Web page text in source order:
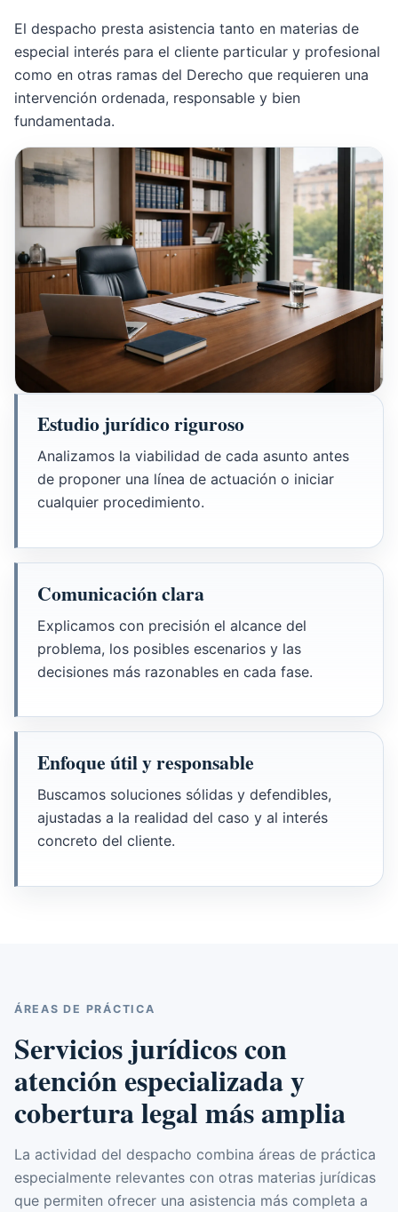
El despacho presta asistencia tanto en materias de
especial interés para el cliente particular y profesional
como en otras ramas del Derecho que requieren una
intervención ordenada, responsable y bien
fundamentada.
Estudio jurídico riguroso
Analizamos la viabilidad de cada asunto antes
de proponer una línea de actuación o iniciar
cualquier procedimiento.
Comunicación clara
Explicamos con precisión el alcance del
problema, los posibles escenarios y las
decisiones más razonables en cada fase.
Enfoque útil y responsable
Buscamos soluciones sólidas y defendibles,
ajustadas a la realidad del caso y al interés
concreto del cliente.
ÁREAS DE PRÁCTICA
Servicios jurídicos con
atención especializada y
cobertura legal más amplia
La actividad del despacho combina áreas de práctica
especialmente relevantes con otras materias jurídicas
que permiten ofrecer una asistencia más completa a